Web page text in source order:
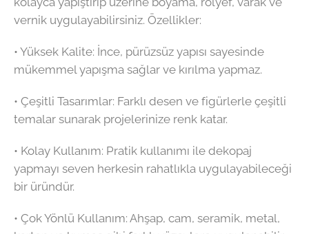
vernik uygulayabilirsiniz. Özellikler:
•⁠ ⁠Yüksek Kalite: İnce, pürüzsüz yapısı sayesinde
mükemmel yapışma sağlar ve kırılma yapmaz.
•⁠ ⁠Çeşitli Tasarımlar: Farklı desen ve figürlerle çeşitli
temalar sunarak projelerinize renk katar.
•⁠ ⁠Kolay Kullanım: Pratik kullanımı ile dekopaj
yapmayı seven herkesin rahatlıkla uygulayabileceği
bir üründür.
•⁠ ⁠Çok Yönlü Kullanım: Ahşap, cam, seramik, metal,